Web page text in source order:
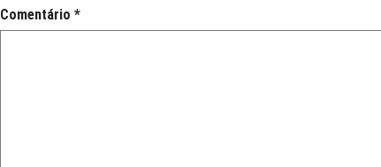
Comentário *